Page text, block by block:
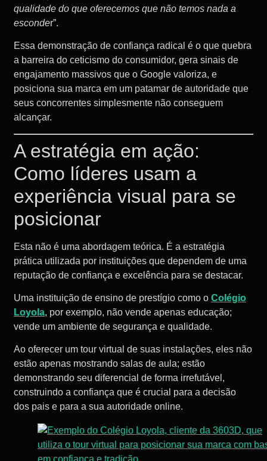
qualidade do que oferecemos que não temos nada a
esconder”.
Essa demonstração de confiança radical é o que quebra
a barreira do ceticismo do consumidor, gera sinais de
engajamento massivos que o Google valoriza, e
posiciona sua marca em um patamar de autoridade que
seus concorrentes simplesmente não conseguem
alcançar.
A estratégia em ação:
Como líderes usam a
experiência visual para se
posicionar
Esta não é uma abordagem teórica. É a estratégia
prática utilizada por instituições que dependem de uma
reputação de confiança e excelência para se destacar.
Uma instituição de ensino de prestígio como o Colégio
Loyola, por exemplo, não vende apenas educação;
vende um ambiente de segurança e qualidade.
Ao oferecer um tour virtual de suas instalações, eles não
estão apenas mostrando salas de aula; estão
demonstrando seu diferencial de forma irrefutável,
construindo a confiança que é crucial para a decisão
dos pais e para a sua autoridade online.